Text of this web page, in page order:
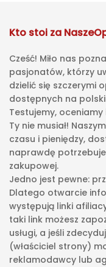
Kto stoi za
Cześć! Miło nas
pasjonatów, którzy
dzielić się szczerymi
dostępnych na
Testujemy, oceniamy
Ty nie musiał!
czasu i pieniędzy,
naprawdę
zakupowej.
Jedno jest pewne:
Dlatego otwarcie
występują linki
taki link możesz
usługi, a jeśli
(właściciel strony)
reklamodawcy lub